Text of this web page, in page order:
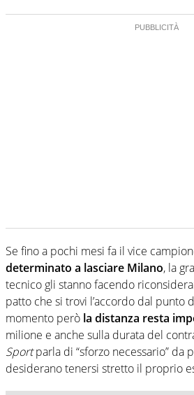
Se fino a pochi mesi fa il vice
determinato a lasciare Milano, la
tecnico gli stanno facendo
patto che si trovi l’accordo dal punto
momento però la distanza resta
milione e anche sulla durata del
Sportparla di “sforzo necessario” da
desiderano tenersi stretto il proprio